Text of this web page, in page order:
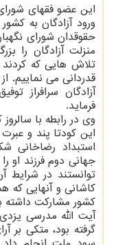
این عضو فقهای
ورود آزادگان به
حقوقدان شورای
منزلت آزادگان را
تلاش هایی که
قدردانی می نماییم.
آزادگان سرافراز
فرماید.
این کودتا پند و
استبداد رضاخانی
جهانی دوم فرزند او
توانستند در شرایط
کاشانی و آنهایی که
کشور مشارکت داشته
آیت الله مدرسی
گرفته بود، متکی بر